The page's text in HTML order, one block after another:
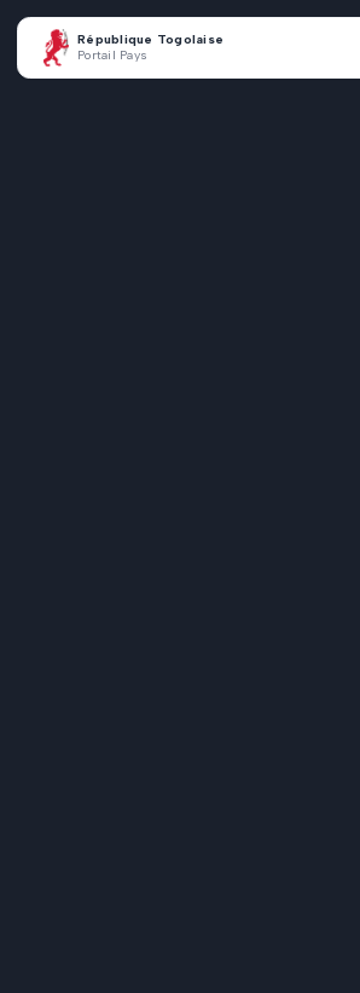
République Togolaise
Portail Pays